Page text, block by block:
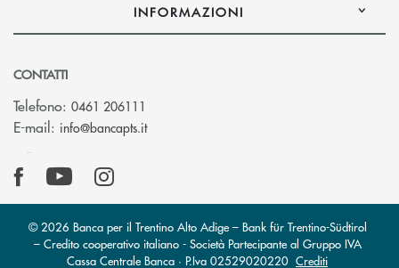
INFORMAZIONI
CONTATTI
Telefono: 0461 206111
E-mail: info@bancapts.it(si apre l’app di posta elettronica)
© 2026 Banca per il Trentino Alto Adige – Bank für Trentino-Südtirol
– Credito cooperativo italiano - Società Partecipante al Gruppo IVA
Cassa Centrale Banca · P.Iva 02529020220 Crediti